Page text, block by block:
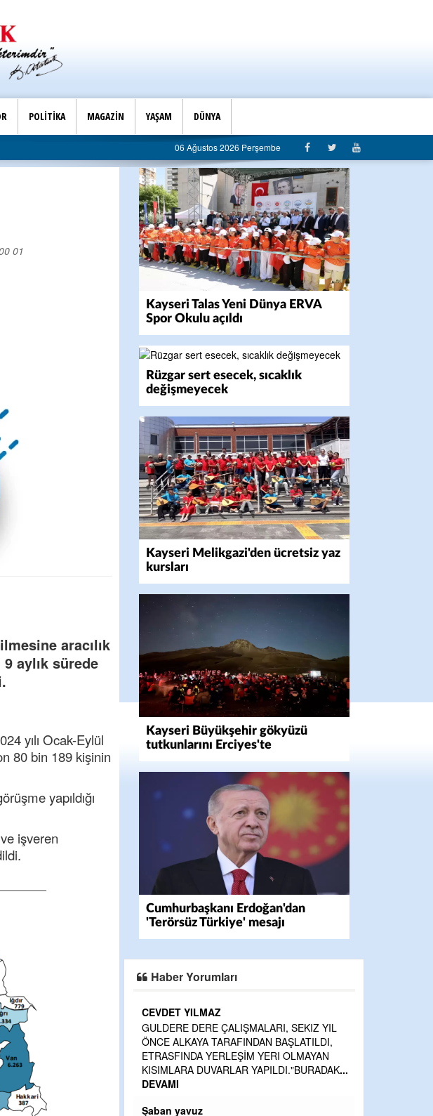
POLİTİKA MAGAZİN YAŞAM DÜNYA
AK Parti Ereğli İlçe Başkanlığı’ndan belediyeye sert eleştiri: “Algı siyaseti değil, hizmet belediyeciliği”
06 Ağustos 2026 Perşembe
01
aracılık
aylık sürede
yılı Ocak-Eylül
80 bin 189 kişinin
yapıldığı
işveren
Kayseri Talas Yeni Dünya ERVA
Spor Okulu açıldı
Rüzgar sert esecek, sıcaklık
değişmeyecek
Kayseri Melikgazi'den ücretsiz yaz
kursları
Kayseri Büyükşehir gökyüzü
tutkunlarını Erciyes'te
Cumhurbaşkanı Erdoğan'dan
'Terörsüz Türkiye' mesajı
Haber Yorumları
Sağolsun ,10
Her yaz Aileden temizlik
insanların Çöplerini
Erdemir'i özelleştirenler
CEVDET YILMAZ
GULDERE DERE ÇALIŞMALARI, SEKIZ YIL
ÖNCE ALKAYA TARAFINDAN BAŞLATILDI,
ETRASFINDA YERLEŞİM YERI OLMAYAN
KISIMLARA DUVARLAR YAPILDI."BURADAK...
DEVAMI
Şaban yavuz